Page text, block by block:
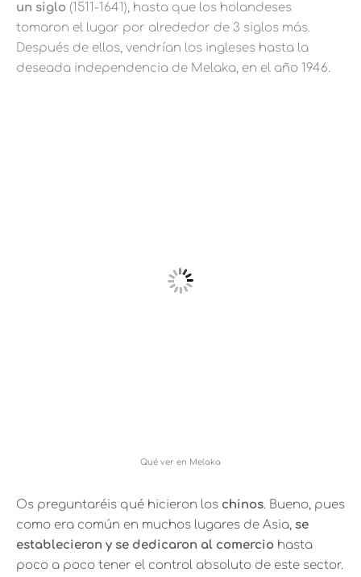
un siglo (1511-1641), hasta que los holandeses
tomaron el lugar por alrededor de 3 siglos más.
Después de ellos, vendrían los ingleses hasta la
deseada independencia de Melaka, en el año 1946.
Qué ver en Melaka
Os preguntaréis qué hicieron los chinos. Bueno, pues
como era común en muchos lugares de Asia, se
establecieron y se dedicaron al comercio hasta
poco a poco tener el control absoluto de este sector.